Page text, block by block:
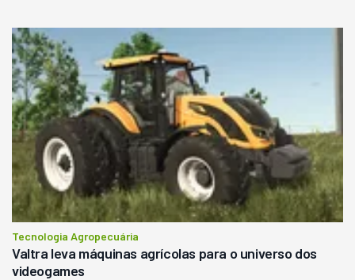
Tecnologia Agropecuária
Valtra leva máquinas agrícolas para o universo dos
videogames